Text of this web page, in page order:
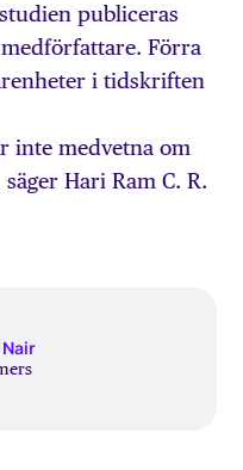
publiceras
Förra
i tidskriften
inte medvetna om
Hari Ram C. R.
Nair